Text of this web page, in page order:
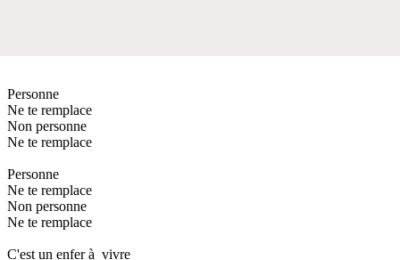
Personne
Ne te remplace
Non personne
Ne te remplace
Personne
Ne te remplace
Non personne
Ne te remplace
C'est un enfer à vivre